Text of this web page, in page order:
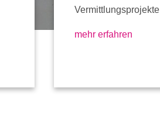
Vermittlungsprojekte
mehr erfahren